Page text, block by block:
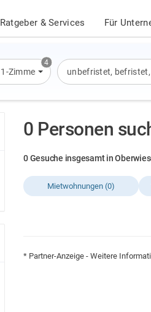
Ratgeber & Services Für
4
1-Zimmer-Wohnung,Wohnung,Haus
unbefristet, befristet,
0 Personen
0 Gesuche insgesamt in
Mietwohnungen (0)
* Partner-Anzeige - Weitere